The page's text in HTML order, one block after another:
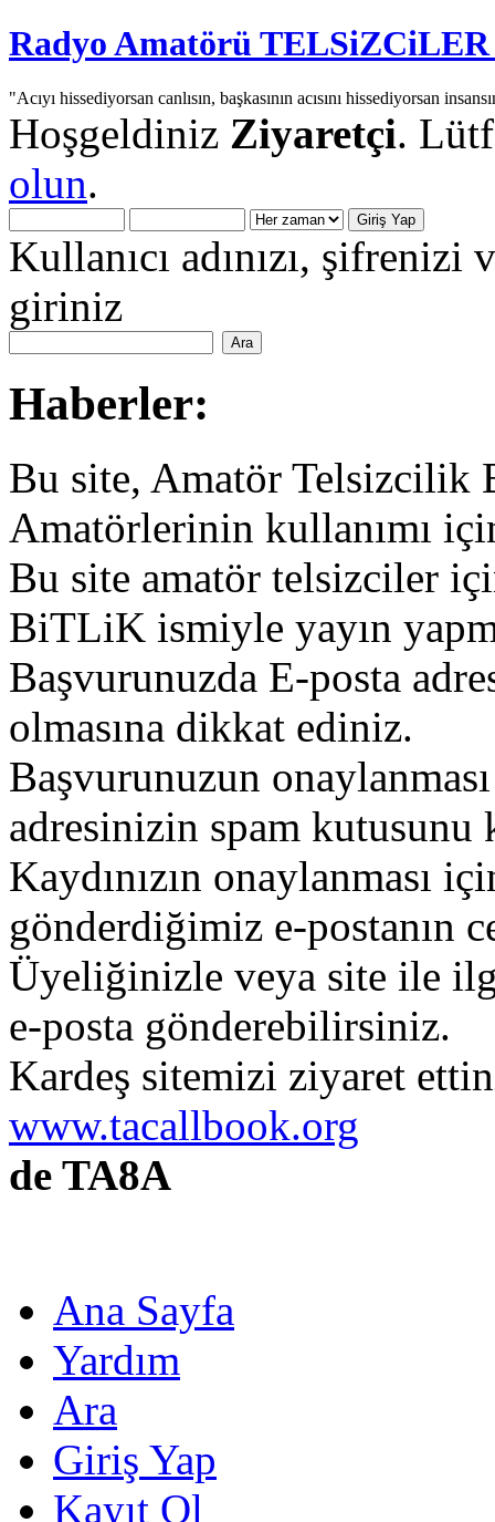
Radyo Amatörü
"Acıyı hissediyorsan canlısın, başkasının acısını hissediyorsan
Hoşgeldiniz Ziyaretçi.
olun.
Kullanıcı adınızı,
giriniz
Haberler:
Bu site, Amatör Telsizcilik
Amatörlerinin kullanımı
Bu site amatör telsizciler
BiTLiK ismiyle yayın
Başvurunuzda E-posta
olmasına dikkat ediniz.
Başvurunuzun
adresinizin spam
Kaydınızın onaylanması
gönderdiğimiz e-postanın
Üyeliğinizle veya site ile
e-posta gönderebilirsiniz.
Kardeş sitemizi ziyaret
www.tacallbook.org
de TA8A
Ana Sayfa
Yardım
Ara
Giriş Yap
Kayıt Ol